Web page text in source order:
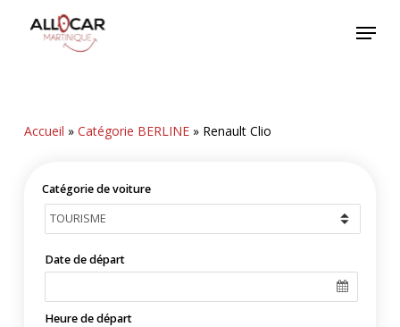
Menu
Accueil » Catégorie BERLINE» Renault Clio
Catégorie de voiture
Date de départ
Heure de départ